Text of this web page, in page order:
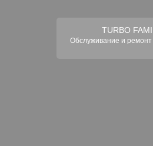
TURBO
Обслуживание и ремонт